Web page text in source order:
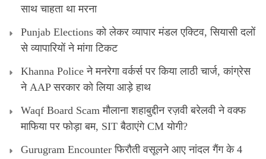
साथ चाहता था मरना
Punjab Elections को लेकर व्यापार मंडल एक्टिव, सियासी दलों
से व्यापारियों ने मांगा टिकट
Khanna Police ने मनरेगा वर्कर्स पर किया लाठी चार्ज, कांग्रेस
ने AAP सरकार को लिया आड़े हाथ
Waqf Board Scam मौलाना शहाबुद्दीन रज़वी बरेलवी ने वक्फ
माफिया पर फोड़ा बम, SIT बैठाएंगे CM योगी?
Gurugram Encounter फिरौती वसूलने आए नांदल गैंग के 4